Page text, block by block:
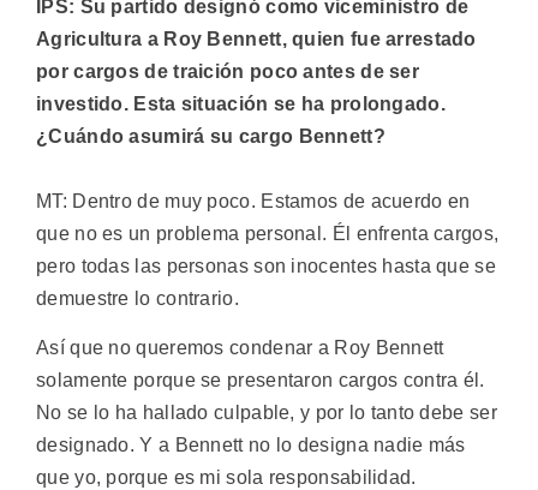
IPS: Su partido designó como viceministro de
Agricultura a Roy Bennett, quien fue arrestado
por cargos de traición poco antes de ser
investido. Esta situación se ha prolongado.
¿Cuándo asumirá su cargo Bennett?
MT: Dentro de muy poco. Estamos de acuerdo en
que no es un problema personal. Él enfrenta cargos,
pero todas las personas son inocentes hasta que se
demuestre lo contrario.
Así que no queremos condenar a Roy Bennett
solamente porque se presentaron cargos contra él.
No se lo ha hallado culpable, y por lo tanto debe ser
designado. Y a Bennett no lo designa nadie más
que yo, porque es mi sola responsabilidad.